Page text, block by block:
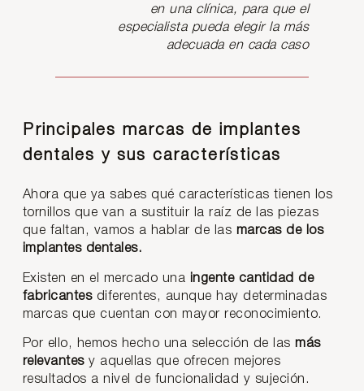
en una clínica, para que el
especialista pueda elegir la más
adecuada en cada caso
Principales marcas de implantes
dentales y sus características
Ahora que ya sabes qué características tienen los
tornillos que van a sustituir la raíz de las piezas
que faltan, vamos a hablar de las marcas de los
implantes dentales.
Existen en el mercado una ingente cantidad de
fabricantesdiferentes, aunque hay determinadas
marcas que cuentan con mayor reconocimiento.
Por ello, hemos hecho una selección de las más
relevantesy aquellas que ofrecen mejores
resultados a nivel de funcionalidad y sujeción.